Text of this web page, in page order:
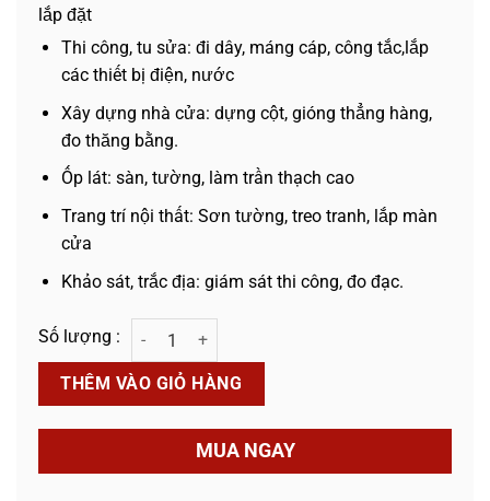
lắp đặt
Thi công, tu sửa: đi dây, máng cáp, công tắc,lắp
các thiết bị điện, nước
Xây dựng nhà cửa: dựng cột, gióng thẳng hàng,
đo thăng bằng.
Ốp lát: sàn, tường, làm trần thạch cao
Trang trí nội thất: Sơn tường, treo tranh, lắp màn
cửa
Khảo sát, trắc địa: giám sát thi công, đo đạc.
Máy Cân Mực Laser KPTs KPT-789 5 Tia Xanh số lượng
THÊM VÀO GIỎ HÀNG
MUA NGAY